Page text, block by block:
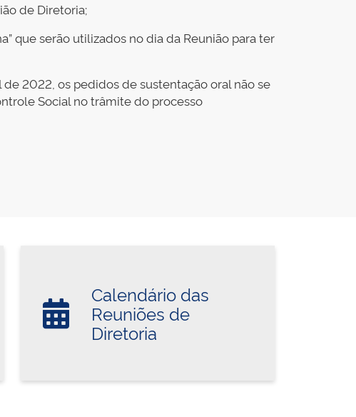
de Diretoria;
que serão utilizados no dia da Reunião para ter
2022, os pedidos de sustentação oral não se
Social no trâmite do processo
Calendário das
Reuniões de
Diretoria